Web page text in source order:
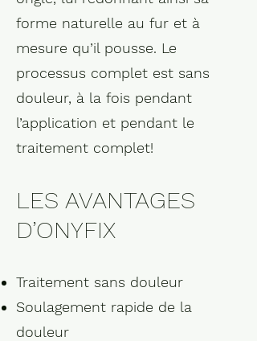
forme naturelle au fur et à
mesure qu’il pousse. Le
processus complet est sans
douleur, à la fois pendant
l’application et pendant le
traitement complet!
LES AVANTAGES
D’ONYFIX
Traitement sans douleur
Soulagement rapide de la
douleur